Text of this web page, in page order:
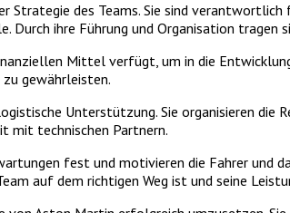
des Teams. Sie sind
ihre Führung und Organisation tragen
Mittel verfügt, um in die
gewährleisten.
Unterstützung. Sie organisieren die
mit technischen Partnern.
fest und motivieren die Fahrer und
auf dem richtigen Weg ist und seine